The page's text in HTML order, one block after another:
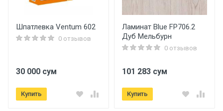
Шпатлевка Ventum 602
0 отзывов
30 000 сум
Купить
Ламинат Blue FP706.2
Дуб Мельбурн
0 отзывов
101 283 сум
Купить